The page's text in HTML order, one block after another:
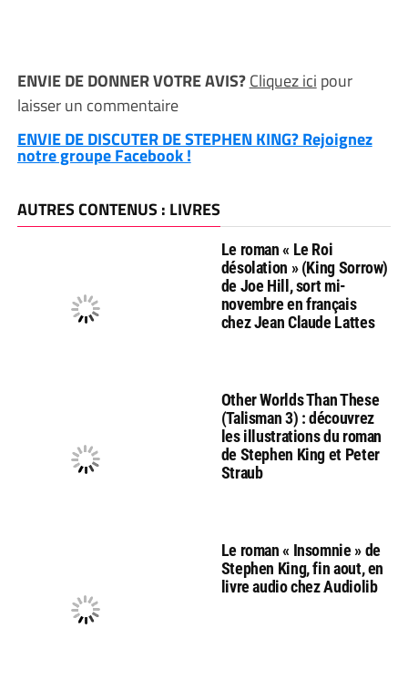
ENVIE DE DONNER VOTRE AVIS?Cliquez ici pour
laisser un commentaire
ENVIE DE DISCUTER DE STEPHEN KING? Rejoignez
notre groupe Facebook !
AUTRES CONTENUS : LIVRES
Le roman « Le Roi
désolation » (King Sorrow)
de Joe Hill, sort mi-
novembre en français
chez Jean Claude Lattes
Other Worlds Than These
(Talisman 3) : découvrez
les illustrations du roman
de Stephen King et Peter
Straub
Le roman « Insomnie » de
Stephen King, fin aout, en
livre audio chez Audiolib